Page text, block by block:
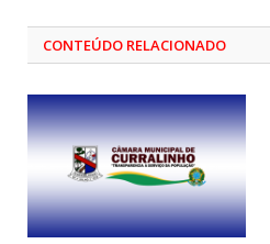
CONTEÚDO RELACIONADO